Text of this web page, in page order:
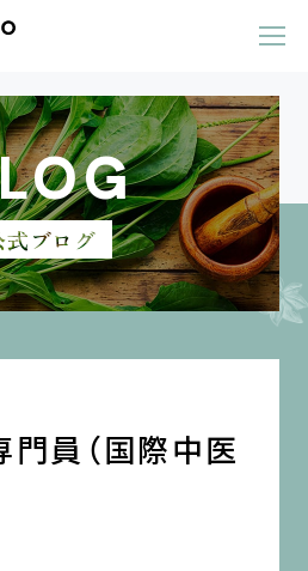
式ブログ
員（国際中医